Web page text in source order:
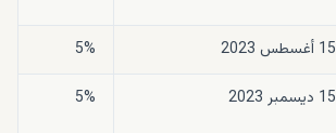
15 أغسطس 2023 5%
15 ديسمبر 2023 5%